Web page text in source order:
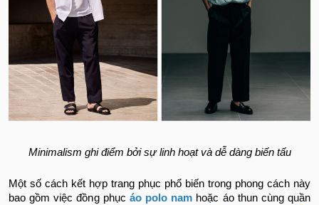
Minimalism ghi điểm bởi sự linh hoạt và dễ dàng biến tấu
Một số cách kết hợp trang phục phổ biến trong phong cách này
bao gồm việc đồng phục áo polo nam hoặc áo thun cùng quần